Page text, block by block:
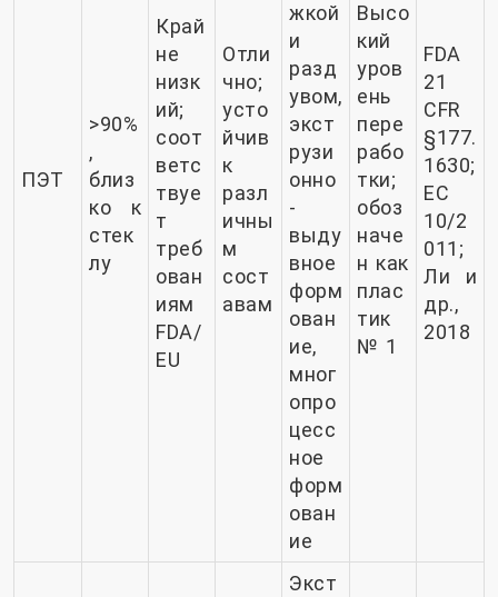
ПЭТ
>90%
,
близ
ко к
стек
лу
Край
не
низк
ий;
соот
ветс
твуе
т
треб
ован
иям
FDA/
EU
Отли
чно;
усто
йчив
к
разл
ичны
м
сост
авам
жкой
и
разд
увом,
экст
рузи
онно
-
выду
вное
форм
ован
ие,
мног
опро
цесс
ное
форм
ован
ие
Высо
кий
уров
ень
пере
рабо
тки;
обоз
наче
н как
плас
тик
№ 1
FDA
21
CFR
§177.
1630;
ЕС
10/2
011;
Ли и
др.,
2018
Экст